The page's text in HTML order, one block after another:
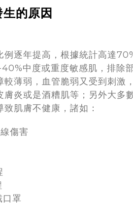
的原因
例逐年提高，根據統計高達
中度或重度敏感肌，排除
較薄弱，血管脆弱又受到刺激
膚炎或是酒糟肌等；另外大多
致肌膚不健康，諸如：
傷害
口罩